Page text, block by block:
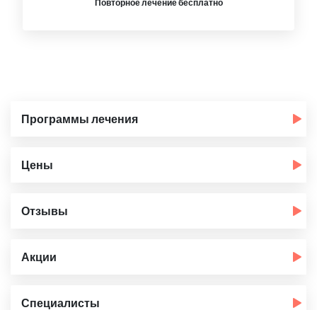
Повторное лечение бесплатно
Программы лечения
Цены
Отзывы
Акции
Специалисты